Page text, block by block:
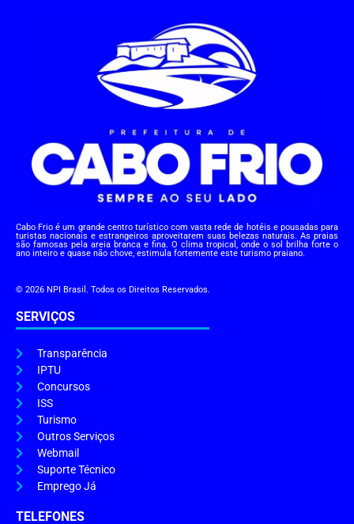
Cabo Frio é um grande centro turístico com vasta rede de hotéis e pousadas para
turistas nacionais e estrangeiros aproveitarem suas belezas naturais. As praias
são famosas pela areia branca e fina. O clima tropical, onde o sol brilha forte o
ano inteiro e quase não chove, estimula fortemente este turismo praiano.
© 2026 NPI Brasil. Todos os Direitos Reservados.
SERVIÇOS
Transparência
IPTU
Concursos
ISS
Turismo
Outros Serviços
Webmail
Suporte Técnico
Emprego Já
TELEFONES